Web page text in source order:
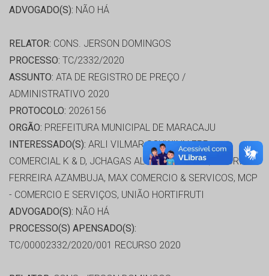
ADVOGADO(S): NÃO HÁ
RELATOR: CONS. JERSON DOMINGOS
PROCESSO: TC/2332/2020
ASSUNTO: ATA DE REGISTRO DE PREÇO /
ADMINISTRATIVO 2020
PROTOCOLO: 2026156
ORGÃO: PREFEITURA MUNICIPAL DE MARACAJU
INTERESSADO(S): ARLI VILMAR SCHWINN EPP,
COMERCIAL K & D, JCHAGAS ALIMENTOS LTDA, MAURILIO
FERREIRA AZAMBUJA, MAX COMERCIO & SERVICOS, MCP
- COMERCIO E SERVIÇOS, UNIÃO HORTIFRUTI
ADVOGADO(S): NÃO HÁ
PROCESSO(S) APENSADO(S):
TC/00002332/2020/001 RECURSO 2020